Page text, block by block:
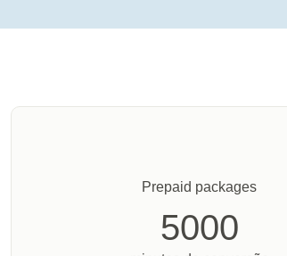
Prepaid packages
5000